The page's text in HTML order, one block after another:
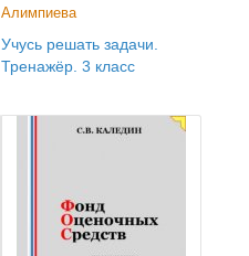
Алимпиева
Учусь решать задачи.
Тренажёр. 3 класс